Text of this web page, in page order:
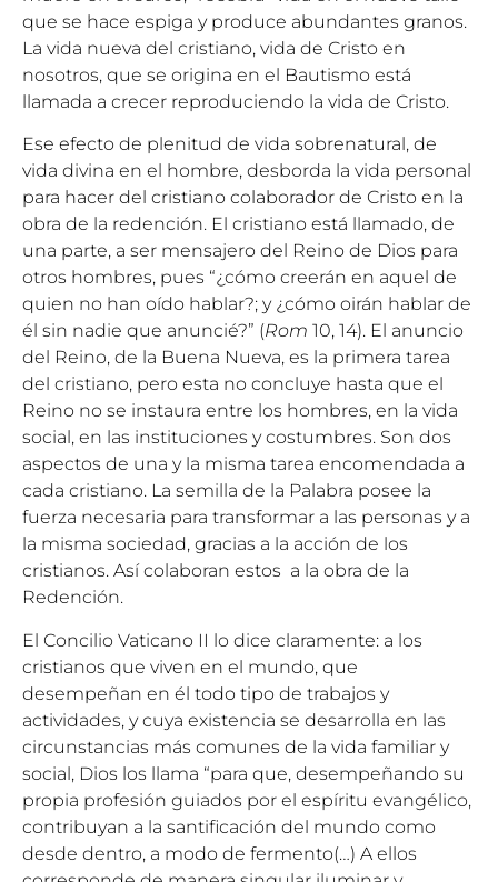
que se hace espiga y produce abundantes granos.
La vida nueva del cristiano, vida de Cristo en
nosotros, que se origina en el Bautismo está
llamada a crecer reproduciendo la vida de Cristo.
Ese efecto de plenitud de vida sobrenatural, de
vida divina en el hombre, desborda la vida personal
para hacer del cristiano colaborador de Cristo en la
obra de la redención. El cristiano está llamado, de
una parte, a ser mensajero del Reino de Dios para
otros hombres, pues “¿cómo creerán en aquel de
quien no han oído hablar?; y ¿cómo oirán hablar de
él sin nadie que anuncié?” (Rom 10, 14). El anuncio
del Reino, de la Buena Nueva, es la primera tarea
del cristiano, pero esta no concluye hasta que el
Reino no se instaura entre los hombres, en la vida
social, en las instituciones y costumbres. Son dos
aspectos de una y la misma tarea encomendada a
cada cristiano. La semilla de la Palabra posee la
fuerza necesaria para transformar a las personas y a
la misma sociedad, gracias a la acción de los
cristianos. Así colaboran estos a la obra de la
Redención.
El Concilio Vaticano II lo dice claramente: a los
cristianos que viven en el mundo, que
desempeñan en él todo tipo de trabajos y
actividades, y cuya existencia se desarrolla en las
circunstancias más comunes de la vida familiar y
social, Dios los llama “para que, desempeñando su
propia profesión guiados por el espíritu evangélico,
contribuyan a la santificación del mundo como
desde dentro, a modo de fermento(…) A ellos